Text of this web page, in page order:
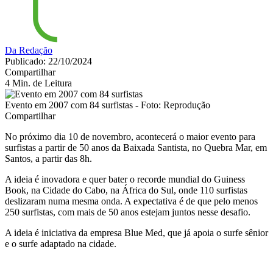
Da Redação
Publicado: 22/10/2024
Compartilhar
4 Min. de Leitura
Evento em 2007 com 84 surfistas - Foto: Reprodução
Compartilhar
No próximo dia 10 de novembro, acontecerá o maior evento para
surfistas a partir de 50 anos da Baixada Santista, no Quebra Mar, em
Santos, a partir das 8h.
A ideia é inovadora e quer bater o recorde mundial do Guiness
Book, na Cidade do Cabo, na África do Sul, onde 110 surfistas
deslizaram numa mesma onda. A expectativa é de que pelo menos
250 surfistas, com mais de 50 anos estejam juntos nesse desafio.
A ideia é iniciativa da empresa Blue Med, que já apoia o surfe sênior
e o surfe adaptado na cidade.